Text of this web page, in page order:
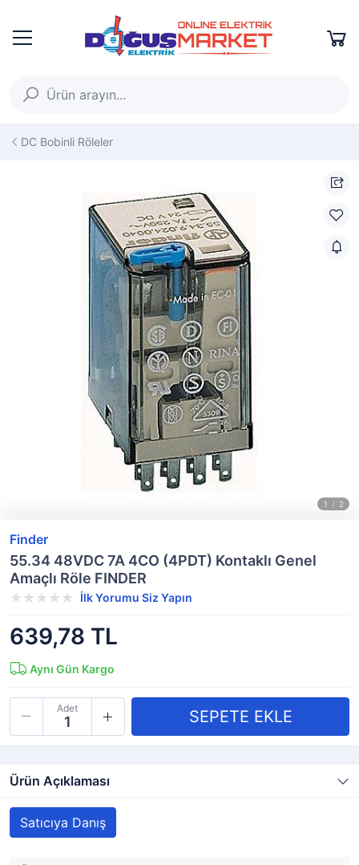
DC Bobinli Röleler
Finder
55.34 48VDC 7A 4CO (4PDT) Kontaklı Genel
Amaçlı Röle FINDER
İlk Yorumu Siz Yapın
639,78 TL
Aynı Gün Kargo
Adet
Ürün Açıklaması
Satıcıya Danış